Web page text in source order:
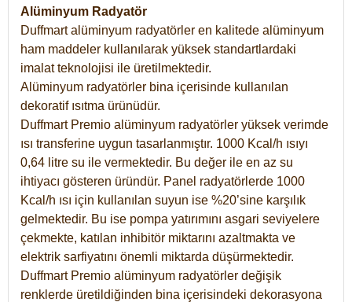
Alüminyum Radyatör
Duffmart alüminyum radyatörler en kalitede alüminyum
ham maddeler kullanılarak yüksek standartlardaki
imalat teknolojisi ile üretilmektedir.
Alüminyum radyatörler bina içerisinde kullanılan
dekoratif ısıtma ürünüdür.
Duffmart Premio alüminyum radyatörler yüksek verimde
ısı transferine uygun tasarlanmıştır. 1000 Kcal/h ısıyı
0,64 litre su ile vermektedir. Bu değer ile en az su
ihtiyacı gösteren üründür. Panel radyatörlerde 1000
Kcal/h ısı için kullanılan suyun ise %20’sine karşılık
gelmektedir. Bu ise pompa yatırımını asgari seviyelere
çekmekte, katılan inhibitör miktarını azaltmakta ve
elektrik sarfiyatını önemli miktarda düşürmektedir.
Duffmart Premio alüminyum radyatörler değişik
renklerde üretildiğinden bina içerisindeki dekorasyona